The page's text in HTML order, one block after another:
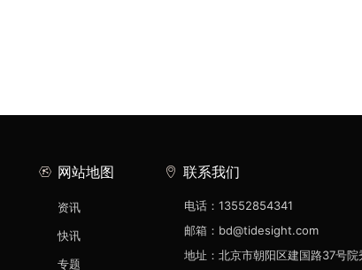
网站地图
资讯
快讯
专题
联系我们
电话：13552854341
邮箱：bd@tidesight.com
地址：北京市朝阳区建国路37号院